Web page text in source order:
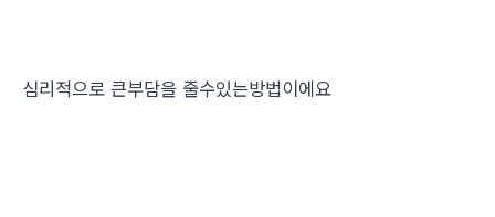
심리적으로 큰부담을 줄수있는방법이에요